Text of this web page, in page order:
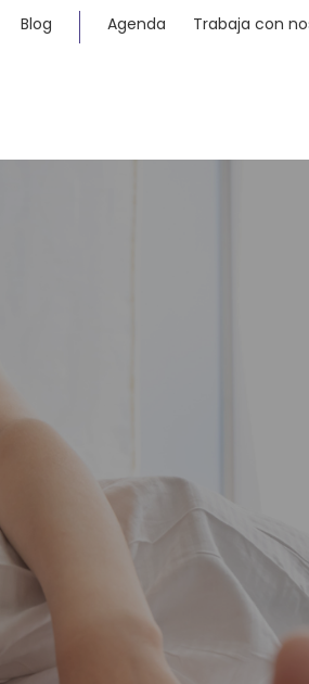
Blog Agenda Trabaja con